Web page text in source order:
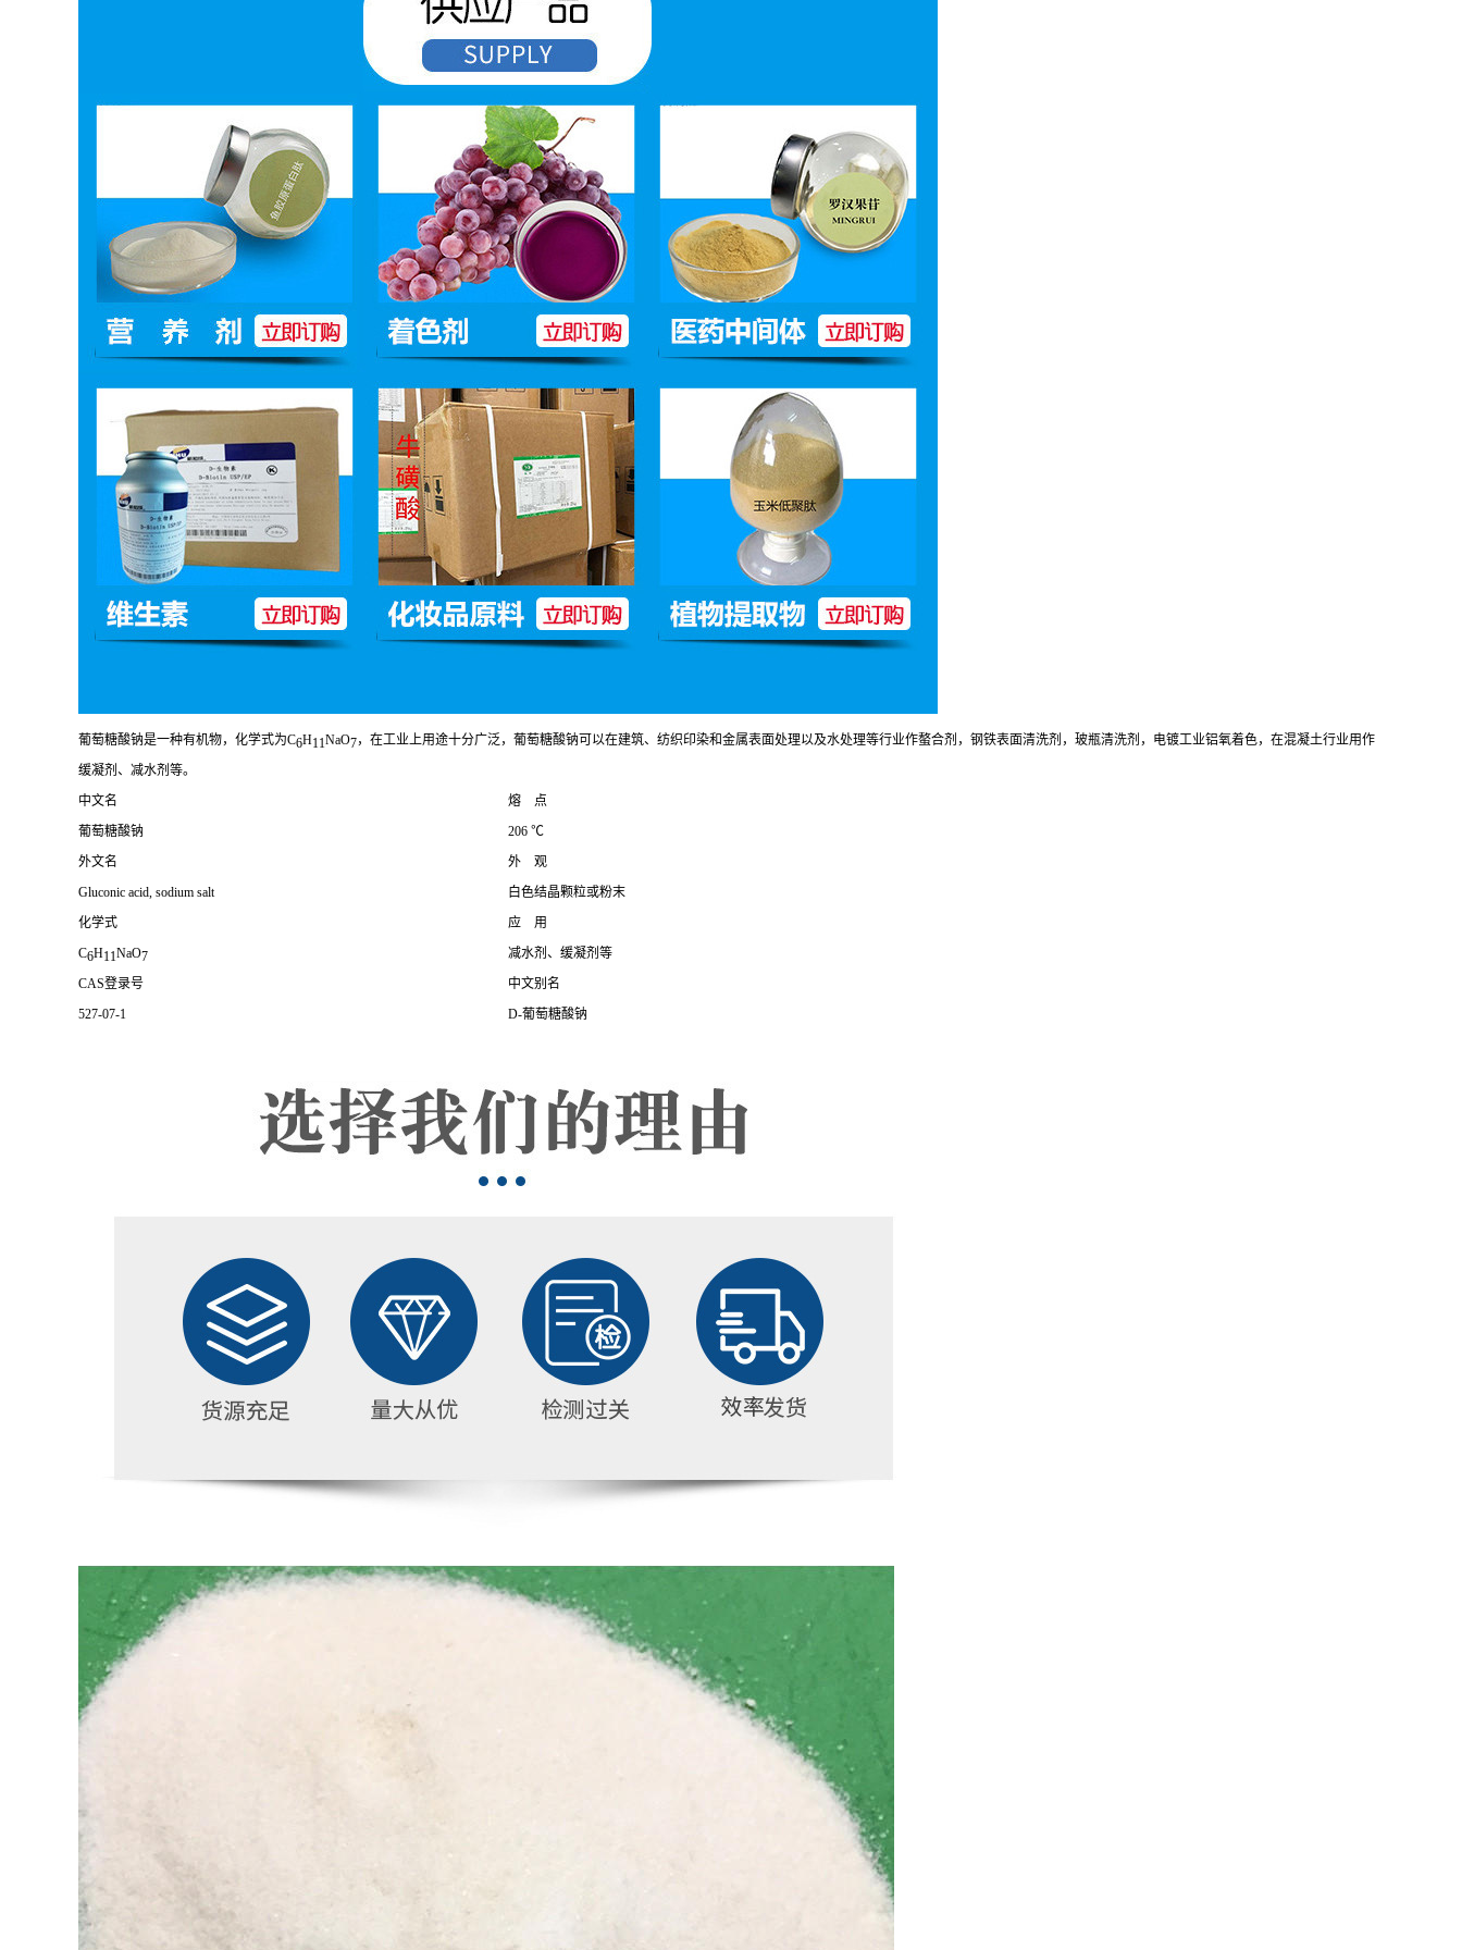
葡萄糖酸钠是一种有机物，化学式为C6H11NaO7，在工业上用途十分广泛，葡萄糖酸钠可以在建筑、纺织印染和金属表面处理以及水处理等行业作螯合剂，钢铁表面清洗剂，玻瓶清洗剂，电镀工业铝氧着色，在混凝土行业用作
缓凝剂、减水剂等。
中文名
葡萄糖酸钠
外文名
Gluconic acid, sodium salt
化学式
C6H11NaO7
CAS登录号
527-07-1
熔 点
206 ℃
外 观
白色结晶颗粒或粉末
应 用
减水剂、缓凝剂等
中文别名
D-葡萄糖酸钠